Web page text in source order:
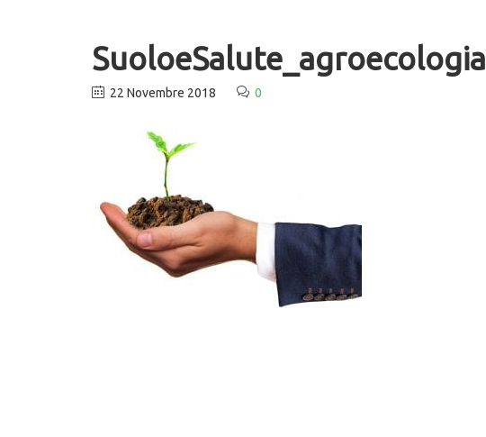
SuoloeSalute_agroecologia
22 Novembre 2018 0